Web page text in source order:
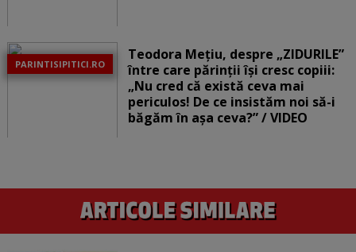
PARINTISIPITICI.RO
Teodora Mețiu, despre „ZIDURILE”
între care părinții își cresc copiii:
„Nu cred că există ceva mai
periculos! De ce insistăm noi să-i
băgăm în așa ceva?” / VIDEO